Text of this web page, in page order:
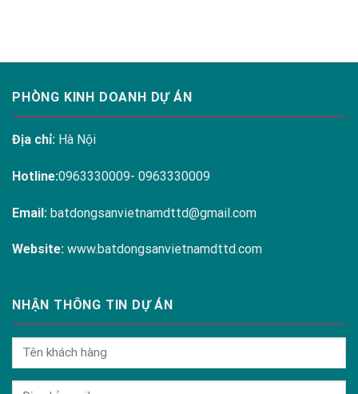
PHÒNG KINH DOANH DỰ ÁN
Địa chỉ: Hà Nội
Hotline:0963330009- 0963330009
Email: batdongsanvietnamdttd@gmail.com
Website: www.batdongsanvietnamdttd.com
NHẬN THÔNG TIN DỰ ÁN